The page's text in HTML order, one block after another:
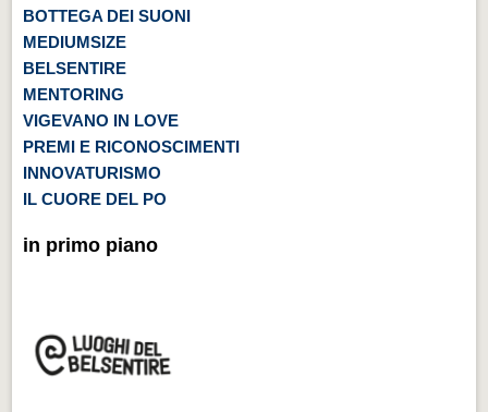
BOTTEGA DEI SUONI
MEDIUMSIZE
BELSENTIRE
MENTORING
VIGEVANO IN LOVE
PREMI E RICONOSCIMENTI
INNOVATURISMO
IL CUORE DEL PO
in primo piano